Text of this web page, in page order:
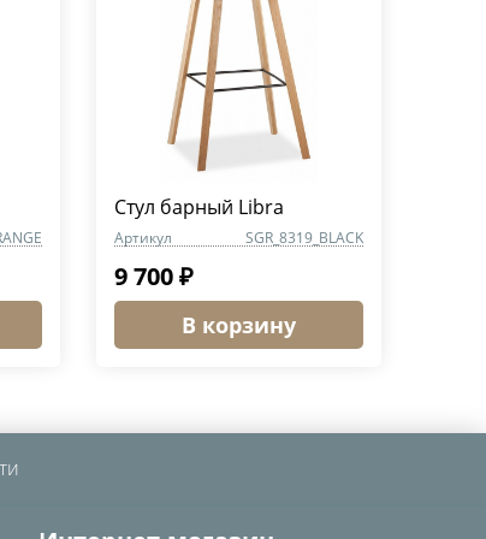
Стул барный Libra
Артикул SGR_8319_BLACK
9 700 ₽
В корзину